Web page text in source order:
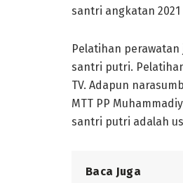
santri angkatan 2021
Pelatihan
santri putri.
TV. Adapun
MTT PP
santri putri adalah
Baca Juga